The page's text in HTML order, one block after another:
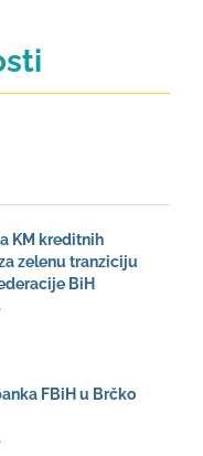
KM kreditnih
zelenu tranziciju
BiH
FBiH u Brčko